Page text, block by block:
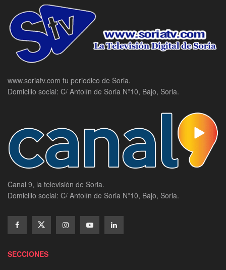
www.soriatv.com tu periodico de Soria.
Domicilio social: C/ Antolín de Soria Nº10, Bajo, Soria.
Canal 9, la televisión de Soria.
Domicilio social: C/ Antolín de Soria Nº10, Bajo, Soria.
SECCIONES